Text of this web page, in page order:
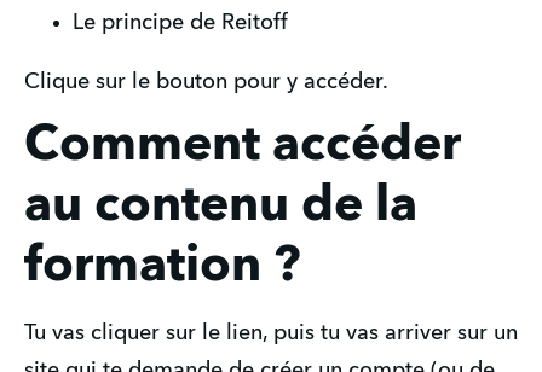
Le principe de Reitoff
Clique sur le bouton pour y accéder.
Comment accéder
au contenu de la
formation ?
Tu vas cliquer sur le lien, puis tu vas arriver sur un